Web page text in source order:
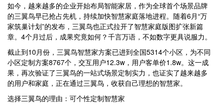
如今，越来越多的企业开始布局智能家居，作为全球首个场景品牌
的三翼鸟早已抢占先机，持续加快智慧家庭落地进程。随着6月“万
家筑巢计划”的发布，三翼鸟也正式拉开了智慧家庭版图扩张新篇
章。4个月过后，成果究竟如何？千言万语，不如数字更具说服力。
截止到10月份，三翼鸟智慧家方案已进到全国5314个小区，为不同
小区定制方案8767个，交互用户12.3w，用户客单价1.8w。这一成
果，再次验证了三翼鸟的一站式场景定制实力，也证实了越来越多
的用户和家庭，正在通过三翼鸟，收获自己理想的智慧家。
选择三翼鸟的理由：可个性定制智慧家